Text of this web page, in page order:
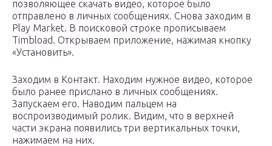
позволяющее скачать видео, которое было
отправлено в личных сообщениях. Снова заходим в
Play Market. В поисковой строке прописываем
Timbload. Открываем приложение, нажимая кнопку
«Установить».
Заходим в Контакт. Находим нужное видео, которое
было ранее прислано в личных сообщениях.
Запускаем его. Наводим пальцем на
воспроизводимый ролик. Видим, что в верхней
части экрана появились три вертикальных точки,
нажимаем на них.